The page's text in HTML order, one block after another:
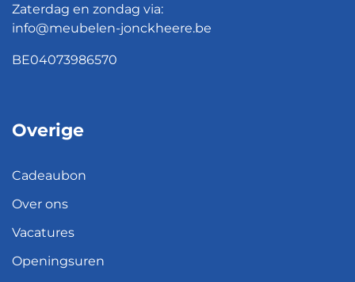
Zaterdag en zondag via:
info@meubelen-jonckheere.be
BE04073986570
Overige
Cadeaubon
Over ons
Vacatures
Openingsuren